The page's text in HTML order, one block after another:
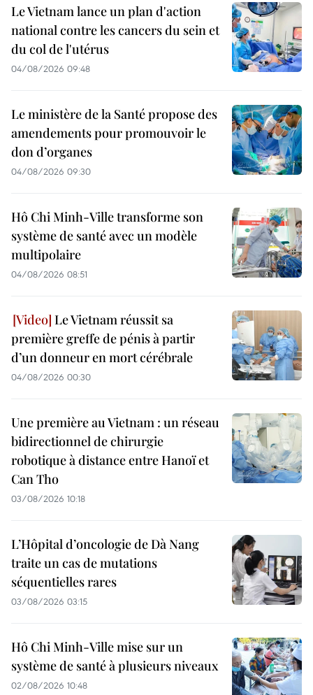
Le Vietnam lance un plan d'action
national contre les cancers du sein et
du col de l'utérus
04/08/2026 09:48
Le ministère de la Santé propose des
amendements pour promouvoir le
don d’organes
04/08/2026 09:30
Hô Chi Minh-Ville transforme son
système de santé avec un modèle
multipolaire
04/08/2026 08:51
Le Vietnam réussit sa
première greffe de pénis à partir
d’un donneur en mort cérébrale
04/08/2026 00:30
Une première au Vietnam : un réseau
bidirectionnel de chirurgie
robotique à distance entre Hanoï et
Can Tho
03/08/2026 10:18
L’Hôpital d’oncologie de Dà Nang
traite un cas de mutations
séquentielles rares
03/08/2026 03:15
Hô Chi Minh-Ville mise sur un
système de santé à plusieurs niveaux
02/08/2026 10:48